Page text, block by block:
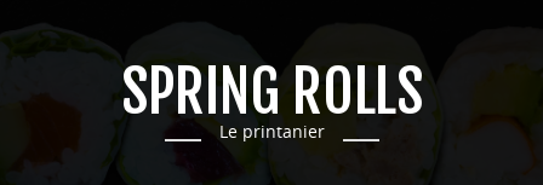
SPRING ROLLS
Le printanier